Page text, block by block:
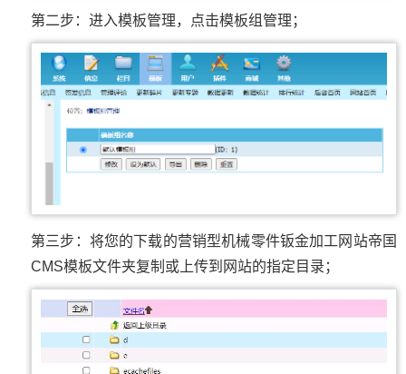
第二步：进入模板管理，点击模板组管理；
第三步：将您的下载的营销型机械零件钣金加工网站帝国
CMS模板文件夹复制或上传到网站的指定目录；